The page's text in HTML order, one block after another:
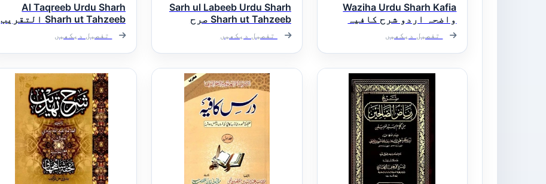
Waziha Urdu Sharh Kafia
واضحہ اردو شرح کافیہ
تفصیل دیکھیں
Sarh ul Labeeb Urdu Sharh
Sharh ut Tahzeeb صرح
اللبیب اردو شرح شرح
تھذیب
تفصیل دیکھیں
Al Taqreeb Urdu Sharh
Sharh ut Tahzeeb التقریب
اردو شرح شرح تھذیب
تفصیل دیکھیں